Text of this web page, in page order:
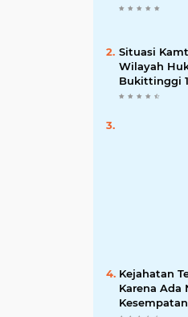
Situasi
Wilayah
Bukittinggi
Senin 27
Kejahatan
Karena Ada
Kesempatan